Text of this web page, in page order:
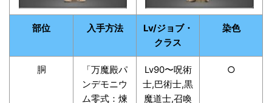
部位 入手方法
Lv/ジョブ・
クラス
染色
胴
「万魔殿パ
ンデモニウ
ム零式：煉
Lv90〜呪術
士,巴術士,黒
魔道士,召喚
○